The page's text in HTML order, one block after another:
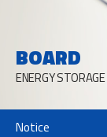
BOARD
ENERGY
Notice